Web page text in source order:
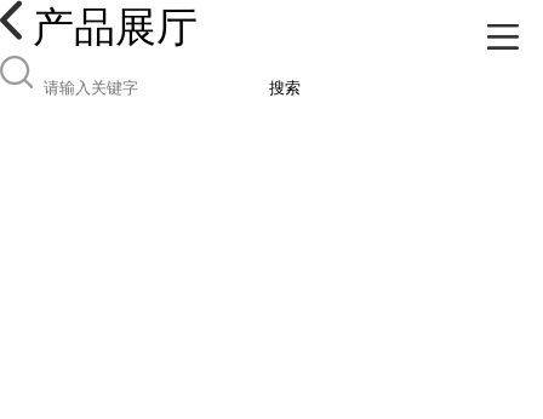
产品展厅
搜索